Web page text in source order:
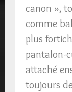
canon »,
comme
plus
pantalon-
attaché
toujours